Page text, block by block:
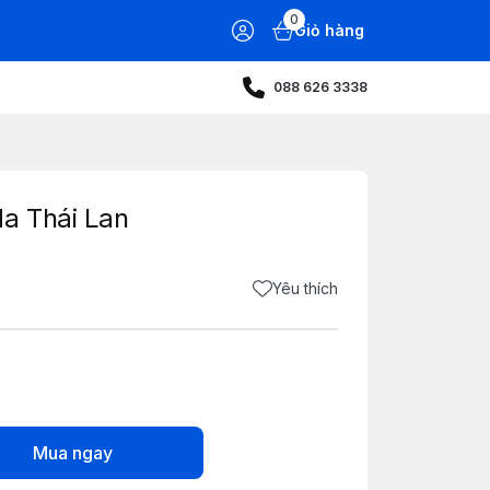
0
Giỏ hàng
088 626 3338
Thái Lan
Yêu thích
Mua ngay